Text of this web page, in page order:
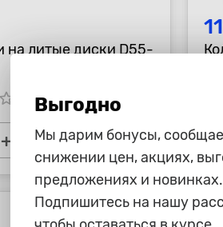
на литые диски D55-
star_border star_border
+ В корзину -
Выгодно
Мы дарим бонусы,
снижении цен, акциях,
предложениях и новинках.
Подпишитесь на нашу